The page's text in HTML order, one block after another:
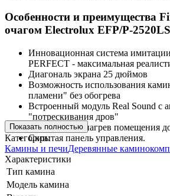
Особенности и преимущества
очагом Electrolux EFP/P-
Инновационная система
PERFECT - максимальная
Диагональ экрана 25 дюймов
Возможность использования
пламени" без обогрева
Встроенный модуль Real Sound с
"потрескивания дров"
Мгновенный нагрев помещения
Скрытая панель управления.
Показать полностью
Категории:
Камины и печиДеревянные
Характеристики
Тип камина
Модель камина